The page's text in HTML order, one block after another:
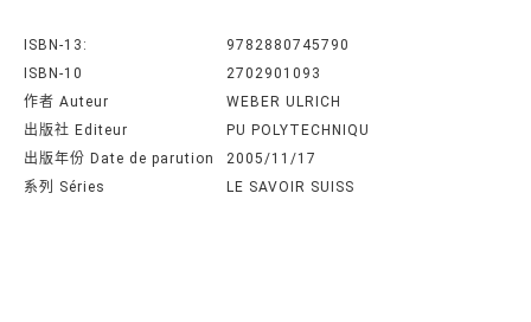
ISBN-13:
9782880745790
ISBN-10
2702901093
作者 Auteur
WEBER ULRICH
出版社 Editeur
PU POLYTECHNIQU
出版年份 Date de parution
2005/11/17
系列 Séries
LE SAVOIR SUISS